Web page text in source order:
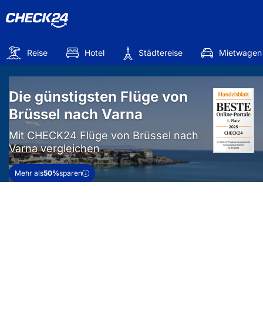
Reise Hotel Städtereise Mietwagen
Die günstigsten Flüge von
Brüssel nach Varna
Mit CHECK24 Flüge von Brüssel nach
Varna vergleichen
Mehr als50%sparen